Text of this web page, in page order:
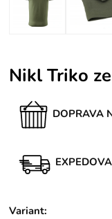
Nikl Triko
DOPRAVA
Variant: